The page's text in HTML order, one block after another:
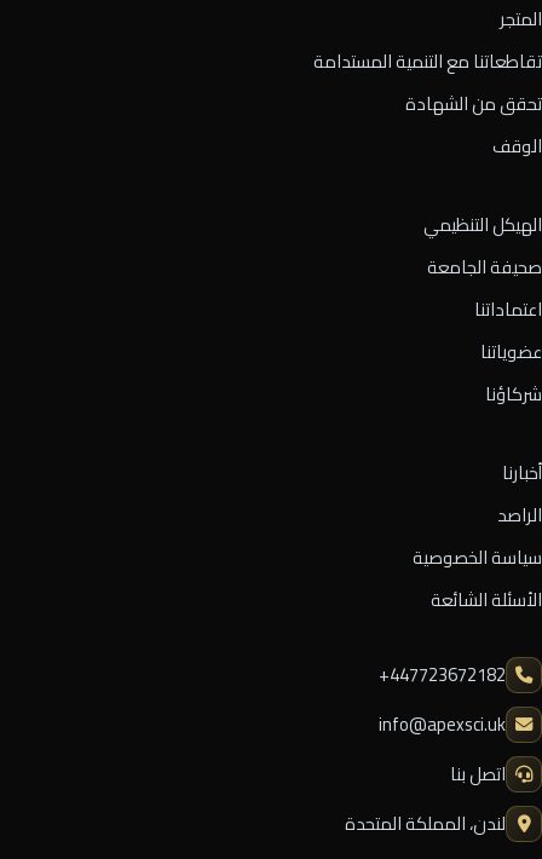
المتجر
تقاطعاتنا مع التنمية المستدامة
تحقق من الشهادة
الوقف
الهيكل التنظيمي
صحيفة الجامعة
اعتماداتنا
عضوياتنا
شركاؤنا
أخبارنا
الراصد
سياسة الخصوصية
الأسئلة الشائعة
⁦+447723672182⁩
info@apexsci.uk
اتصل بنا
لندن، المملكة المتحدة